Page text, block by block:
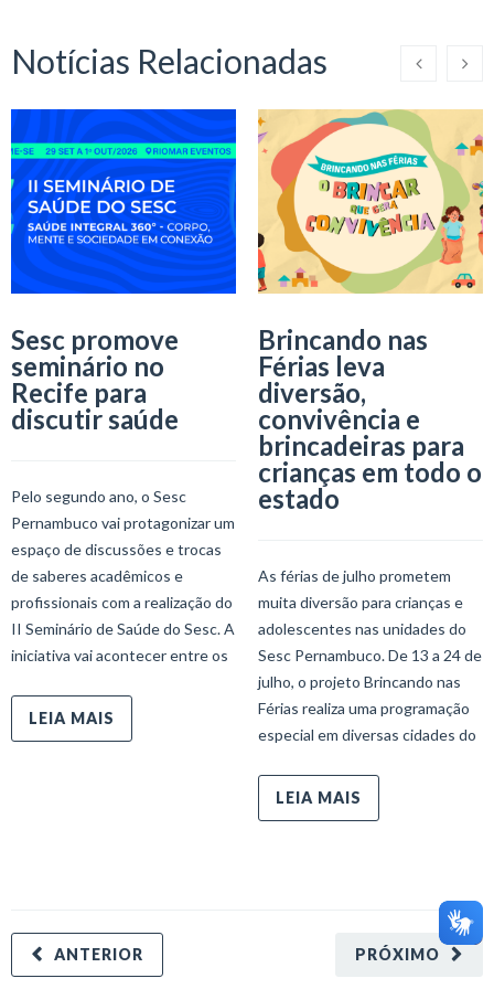
Notícias Relacionadas
Sesc promove
seminário no
Recife para
discutir saúde
Pelo segundo ano, o Sesc
Pernambuco vai protagonizar um
espaço de discussões e trocas
de saberes acadêmicos e
profissionais com a realização do
II Seminário de Saúde do Sesc. A
iniciativa vai acontecer entre os
LEIA MAIS
Brincando nas
Férias leva
diversão,
convivência e
brincadeiras para
crianças em todo o
estado
As férias de julho prometem
muita diversão para crianças e
adolescentes nas unidades do
Sesc Pernambuco. De 13 a 24 de
julho, o projeto Brincando nas
Férias realiza uma programação
especial em diversas cidades do
LEIA MAIS
PRÓXIMO
ANTERIOR